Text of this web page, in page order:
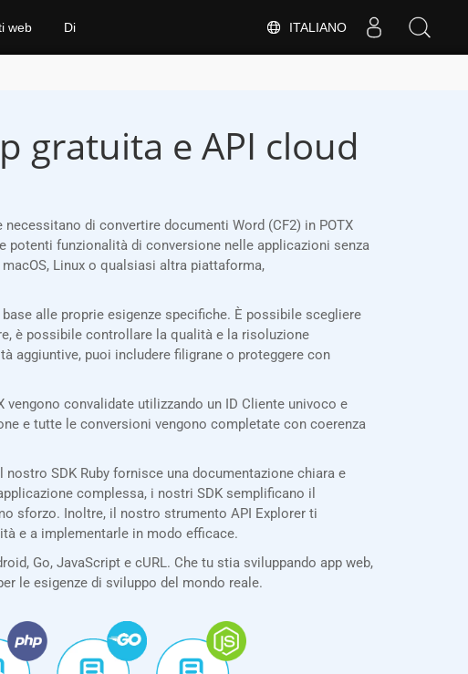
ITALIANO
web Di
gratuita e API cloud
di convertire documenti Word (CF2) in POTX
funzionalità di conversione nelle applicazioni senza
Linux o qualsiasi altra piattaforma,
alle proprie esigenze specifiche. È possibile scegliere
è possibile controllare la qualità e la risoluzione
aggiuntive, puoi includere filigrane o proteggere con
convalidate utilizzando un ID Cliente univoco e
e tutte le conversioni vengono completate con coerenza
SDK Ruby fornisce una documentazione chiara e
complessa, i nostri SDK semplificano il
sforzo. Inoltre, il nostro strumento API Explorer ti
e a implementarle in modo efficace.
Go, JavaScript e cURL. Che tu stia sviluppando app web,
le esigenze di sviluppo del mondo reale.